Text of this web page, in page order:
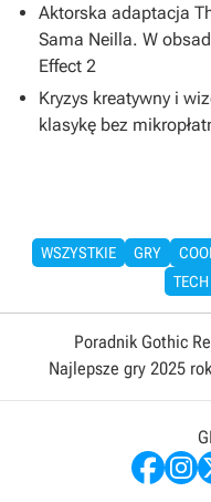
Aktorska adaptacja
Sama Neilla. W
Effect 2
Kryzys kreatywny i
klasykę bez
WSZYSTKIE GRY
TECH
Poradnik Gothic
Najlepsze gry 2025